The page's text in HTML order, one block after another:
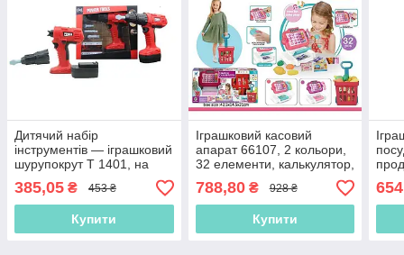
Дитячий набір
інструментів — іграшковий
шурупокрут T 1401, на
батарейках, 3 насадки
385,05 ₴ 453 ₴
Купити
Іграшковий касовий
апарат 66107, 2 кольори,
32 елементи, калькулятор,
звук, підсвітка, кошик з
продуктами
788,80₴ 928 ₴
Купити